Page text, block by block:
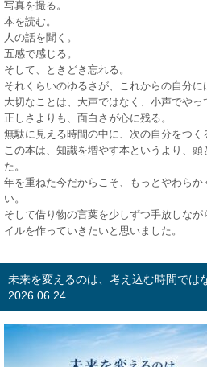
写真を撮る。
本を読む。
人の話を聞く。
五感で感じる。
そして、ときどき忘れる。
それくらいのゆるさが、これからの自分に
大切なことは、大声ではなく、小声でやっ
正しさよりも、面白さが心に残る。
無駄に見える時間の中に、次の自分をつく
この本は、知識を増やす本というより、
た。
年を重ねた今だからこそ、もっとやわら
い。
そして借り物の言葉を少しずつ手放しな
イルを作っていきたいと思いました。
未来を変えるのは、考え込む時間で
2026.06.24